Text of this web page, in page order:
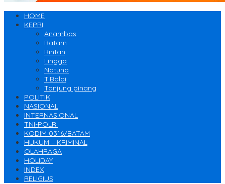
HOME
KEPRI
Anambas
Batam
Bintan
Lingga
Natuna
T.Balai
Tanjung pinang
POLITIK
NASIONAL
INTERNASIONAL
TNI-POLRI
KODIM 0316/BATAM
HUKUM – KRIMINAL
OLAHRAGA
HOLIDAY
INDEX
RELIGIUS